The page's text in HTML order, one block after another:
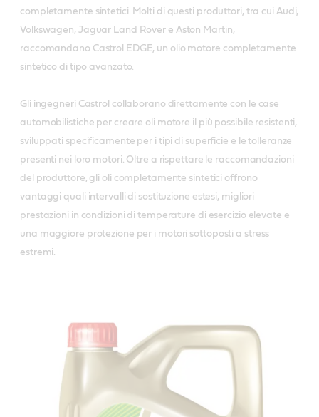
completamente sintetici. Molti di questi produttori, tra cui Audi,
Volkswagen, Jaguar Land Rover e Aston Martin,
raccomandano Castrol EDGE, un olio motore completamente
sintetico di tipo avanzato.
Gli ingegneri Castrol collaborano direttamente con le case
automobilistiche per creare oli motore il più possibile resistenti,
sviluppati specificamente per i tipi di superficie e le tolleranze
presenti nei loro motori. Oltre a rispettare le raccomandazioni
del produttore, gli oli completamente sintetici offrono
vantaggi quali intervalli di sostituzione estesi, migliori
prestazioni in condizioni di temperature di esercizio elevate e
una maggiore protezione per i motori sottoposti a stress
estremi.